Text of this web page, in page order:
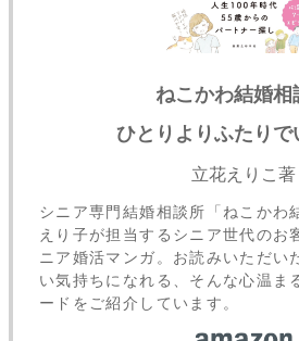
ねこかわ結婚相
ひとりよりふたりで
立花えりこ著
シニア専門結婚相談所「ねこかわ
えり子が担当するシニア世代のお
ニア婚活マンガ。お読みいただい
い気持ちになれる、そんな心温ま
ードをご紹介しています。